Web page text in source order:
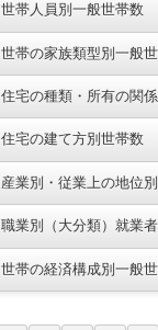
世帯人員別一般世帯数
世帯の家族類型別一般
住宅の種類・所有の関
住宅の建て方別世帯数
産業別・従業上の地位
職業別（大分類）就業
世帯の経済構成別一般